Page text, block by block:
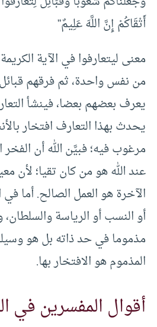
أَتْقَاكُمْ إِنَّ اللَّهَ عَلِيمٌ”
معنى ليتعارفوا في الآية
من نفس واحدة، ثم فرقهم قبائل
يعرف بعضهم بعضا، فينشأ
يحدث بهذا التعارف افتخار
مرغوب فيه؛ فبيَّن الله أن
عند الله هو من كان تقيا؛ لأن
الآخرة هو العمل الصالح. أما في
أو النسب أو الرياسة
مذموما في حد ذاته بل هو
المذموم هو الافتخار بها.
أقوال المفسرين في